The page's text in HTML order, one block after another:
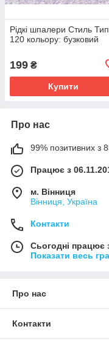
Рідкі шпалери Стиль Тип
120 кольору: бузковий
199 ₴
Купити
Про нас
99% позитивних з
Працює з
м. Вінниця
Вінниця, Україна
Контакти
Сьогодні працює
Показати весь
Про нас
Контакти